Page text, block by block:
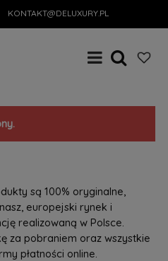
KONTAKT@DELUXURY.PL
są 100% oryginalne,
europejski rynek i
realizowaną w Polsce.
za pobraniem oraz wszystkie
płatności online.